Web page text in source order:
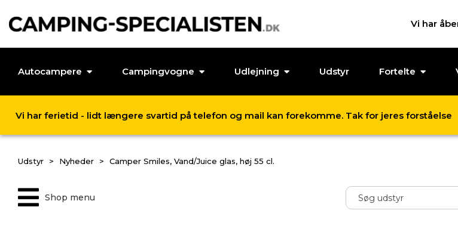
Vi har
Autocampere Campingvogne Udlejning Udstyr Fortelte
Vi har ferietid - lidt længere svartid på telefon og mail kan forekomme. Tak for jeres forståelse
Udstyr Nyheder Camper Smiles, Vand/Juice glas, høj 55 cl.
Shop menu